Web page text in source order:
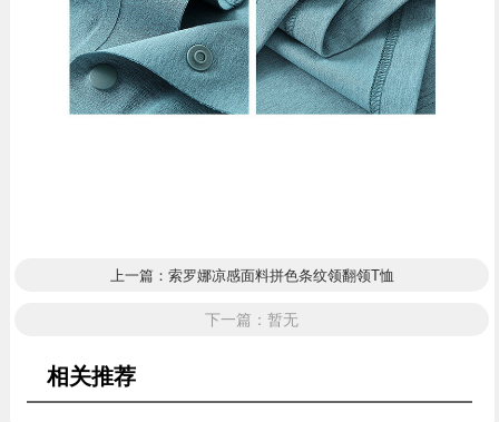
上一篇：索罗娜凉感面料拼色条纹领翻领T恤
下一篇：暂无
相关推荐